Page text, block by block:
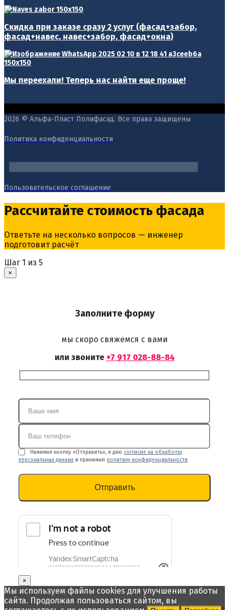
Скидка при заказе сразу 2 услуг (фасад+забор,
фасад+навес, навес+забор, фасад+окна)
Мы переехали! Теперь нас найти еще проще!
2026 © Альфа-Пласт Полифасад. Все права защищены
Политика конфиденциальности
Пользовательское соглашение
Рассчитайте стоимость фасада
Ответьте на несколько вопросов — инженер
подготовит расчёт
Шаг 1 из 5
×
Заполните форму
мы скоро свяжемся с вами
или звоните +7 917 028-88-84
Нажимая кнопку «Отправить», я даю согласие на обработку
персональных данных и принимаю политику конфиденциальности
×
Мы используем файлы cookies для улучшения работы
сайта. Продолжая пользоваться сайтом, вы